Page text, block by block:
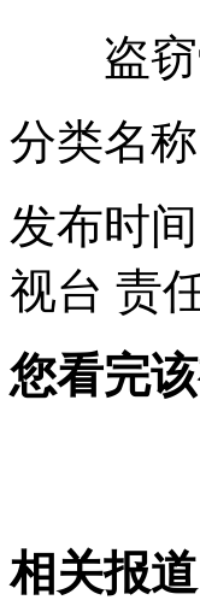
赴台个人游增
北京八宝山公
情歌小天后丁当
盗窃
分类名称
发布时
视台 责
您看完
相关报道